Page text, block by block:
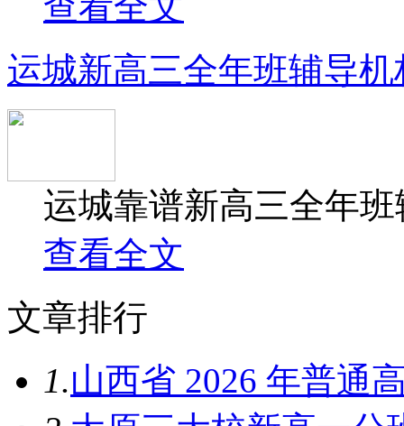
运城新高三全年班辅导机
运城靠谱新高三全年
查看全文
文章排行
1.山西省 2026 年普通